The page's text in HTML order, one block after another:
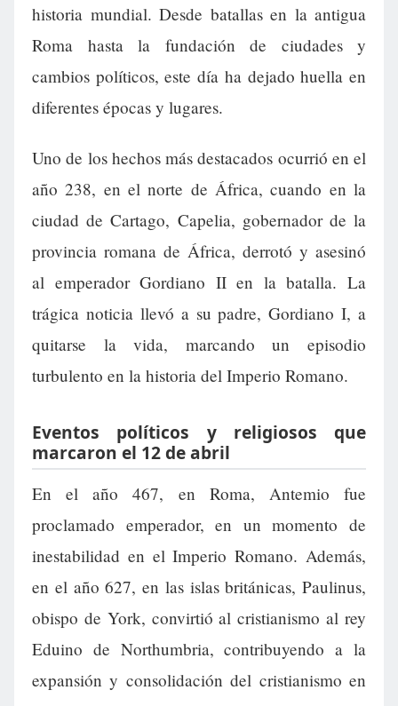
historia mundial. Desde batallas en la antigua
Roma hasta la fundación de ciudades y
cambios políticos, este día ha dejado huella en
diferentes épocas y lugares.
Uno de los hechos más destacados ocurrió en el
año 238, en el norte de África, cuando en la
ciudad de Cartago, Capelia, gobernador de la
provincia romana de África, derrotó y asesinó
al emperador Gordiano II en la batalla. La
trágica noticia llevó a su padre, Gordiano I, a
quitarse la vida, marcando un episodio
turbulento en la historia del Imperio Romano.
Eventos políticos y religiosos que
marcaron el 12 de abril
En el año 467, en Roma, Antemio fue
proclamado emperador, en un momento de
inestabilidad en el Imperio Romano. Además,
en el año 627, en las islas británicas, Paulinus,
obispo de York, convirtió al cristianismo al rey
Eduino de Northumbria, contribuyendo a la
expansión y consolidación del cristianismo en